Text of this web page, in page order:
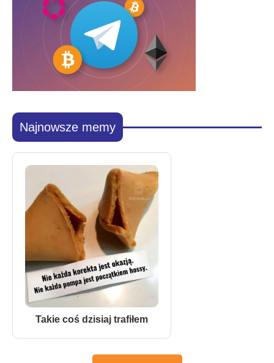
Najnowsze memy
Takie coś dzisiaj trafiłem